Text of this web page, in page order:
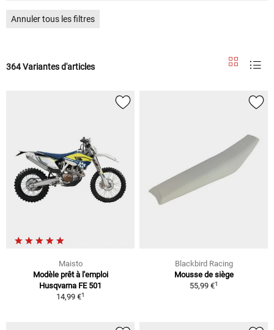
Annuler tous les filtres
364 Variantes d'articles
Maisto
Modèle prêt à l'emploi
Husqvarna FE 501
14,99 €1
Blackbird Racing
Mousse de siège
55,99 €1